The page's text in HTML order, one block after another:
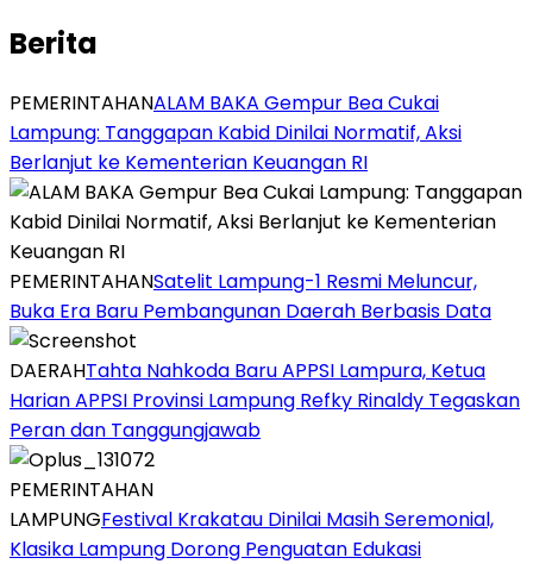
Berita
PEMERINTAHANALAM BAKA Gempur Bea Cukai
Lampung: Tanggapan Kabid Dinilai Normatif, Aksi
Berlanjut ke Kementerian Keuangan RI
PEMERINTAHANSatelit Lampung-1 Resmi Meluncur,
Buka Era Baru Pembangunan Daerah Berbasis Data
DAERAHTahta Nahkoda Baru APPSI Lampura, Ketua
Harian APPSI Provinsi Lampung Refky Rinaldy Tegaskan
Peran dan Tanggungjawab
PEMERINTAHAN
LAMPUNGFestival Krakatau Dinilai Masih Seremonial,
Klasika Lampung Dorong Penguatan Edukasi